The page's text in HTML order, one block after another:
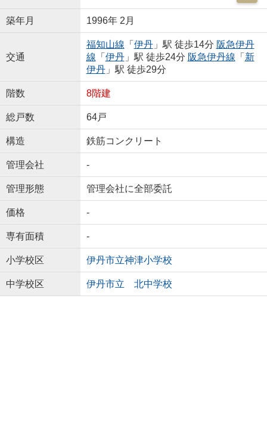
築年月 1996年 2月
交通
福知山線 「 伊丹」駅 徒歩14分 阪急伊丹
線 「 伊丹」駅 徒歩24分 阪急伊丹線 「 新
伊丹」駅 徒歩29分
階数 8階建
総戸数 64戸
構造 鉄筋コンクリート
管理会社 -
管理形態 管理会社に全部委託
価格 -
専有面積 -
小学校区 伊丹市立神津小学校
中学校区 伊丹市立 北中学校